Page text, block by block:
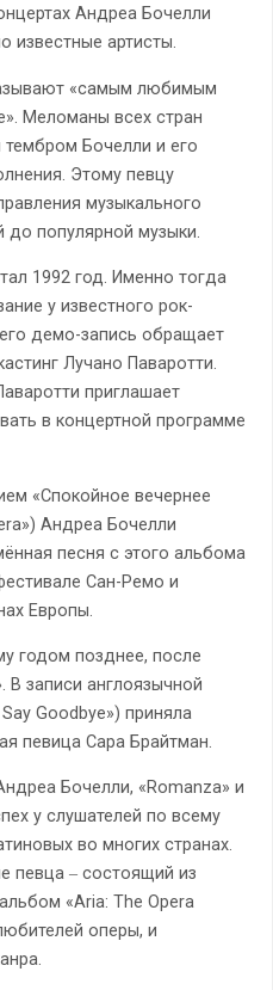
Андреа Бочелли
известные артисты.
«самым любимым
Меломаны всех стран
Бочелли и его
Этому певцу
музыкального
до популярной музыки.
1992 год. Именно тогда
у известного рок-
демо-запись обращает
Лучано Паваротти.
приглашает
в концертной программе
«Спокойное вечернее
Андреа Бочелли
песня с этого альбома
Сан-Ремо и
Европы.
годом позднее, после
В записи англоязычной
Goodbye») приняла
певица Сара Брайтман.
Бочелли, «Romanza» и
у слушателей по всему
во многих странах.
певца ‒ состоящий из
«Aria: The Opera
оперы, и